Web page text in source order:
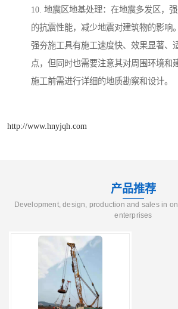
10. 地震区地基处理：在地震多发区，
的抗震性能，减少地震对建筑物的影响。
强夯施工具有施工速度快、效果显著、
点，但同时也需要注意其对周围环境和
施工前需进行详细的地质勘察和设计。
http://www.hnyjqh.com
产品推荐
Development, design, production and sales in
enterprises